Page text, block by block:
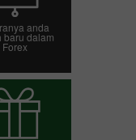
anda
baru dalam
Forex
akaun
demo